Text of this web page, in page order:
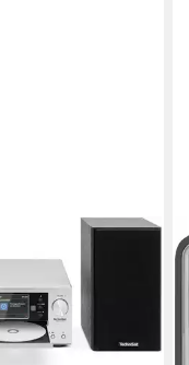
Internet-Radio